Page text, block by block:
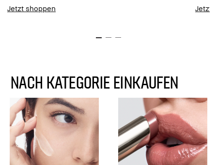
Jetzt shoppen Jetzt
NACH KATEGORIE EINKAUFEN